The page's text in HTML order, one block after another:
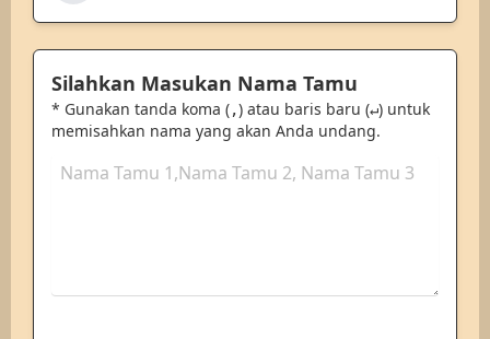
Silahkan Masukan Nama Tamu
* Gunakan tanda koma (,) atau baris baru (↵) untuk
memisahkan nama yang akan Anda undang.